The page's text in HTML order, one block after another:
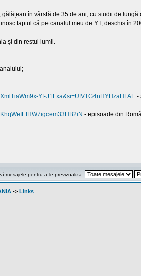
în vârstă de 35 de ani, cu studii de
faptul că pe canalul meu de YT, deschis
și din restul lumii.
Yf-J1Fxa&si=UfVTG4nHYHzaHFAE -
- episoade din
mesajele pentru a le previzualiza:
-> Links